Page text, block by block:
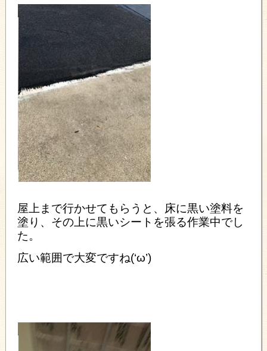
屋上まで行かせてもらうと、床に黒い塗料を
塗り、その上に黒いシートを張る作業中でし
た。
広い範囲で大変ですね(‘ω’)